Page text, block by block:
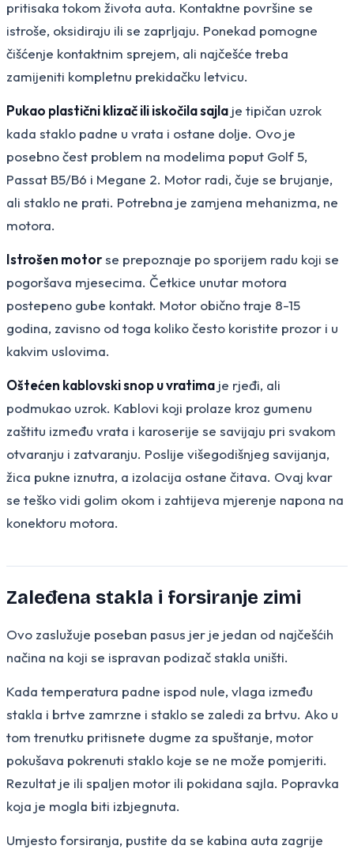
pritisaka tokom života auta. Kontaktne površine se
istroše, oksidiraju ili se zaprljaju. Ponekad pomogne
čišćenje kontaktnim sprejem, ali najčešće treba
zamijeniti kompletnu prekidačku letvicu.
Pukao plastični klizač ili iskočila sajla je tipičan uzrok
kada staklo padne u vrata i ostane dolje. Ovo je
posebno čest problem na modelima poput Golf 5,
Passat B5/B6 i Megane 2. Motor radi, čuje se brujanje,
ali staklo ne prati. Potrebna je zamjena mehanizma, ne
motora.
Istrošen motorse prepoznaje po sporijem radu koji se
pogoršava mjesecima. Četkice unutar motora
postepeno gube kontakt. Motor obično traje 8-15
godina, zavisno od toga koliko često koristite prozor i u
kakvim uslovima.
Oštećen kablovski snop u vratima je rjeđi, ali
podmukao uzrok. Kablovi koji prolaze kroz gumenu
zaštitu između vrata i karoserije se savijaju pri svakom
otvaranju i zatvaranju. Poslije višegodišnjeg savijanja,
žica pukne iznutra, a izolacija ostane čitava. Ovaj kvar
se teško vidi golim okom i zahtijeva mjerenje napona na
konektoru motora.
Zaleđena stakla i forsiranje zimi
Ovo zaslužuje poseban pasus jer je jedan od najčešćih
načina na koji se ispravan podizač stakla uništi.
Kada temperatura padne ispod nule, vlaga između
stakla i brtve zamrzne i staklo se zaledi za brtvu. Ako u
tom trenutku pritisnete dugme za spuštanje, motor
pokušava pokrenuti staklo koje se ne može pomjeriti.
Rezultat je ili spaljen motor ili pokidana sajla. Popravka
koja je mogla biti izbjegnuta.
Umjesto forsiranja, pustite da se kabina auta zagrije